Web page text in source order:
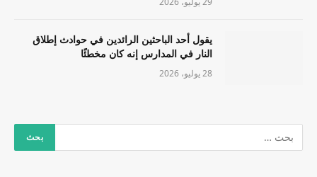
يقول أحد الباحثين الرائدين في حوادث إطلاق
النار في المدارس إنه كان مخطئًا
28 يوليو، 2026